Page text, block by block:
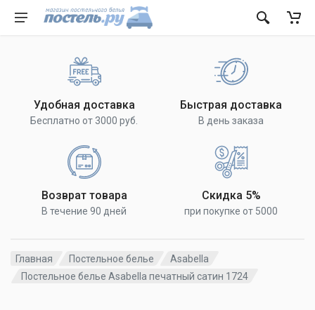
Удобная доставка
Бесплатно от 3000 руб.
Быстрая доставка
В день заказа
Возврат товара
В течение 90 дней
Скидка 5%
при покупке от 5000
Главная Постельное белье
Asabella
Постельное белье Asabella печатный сатин 1724